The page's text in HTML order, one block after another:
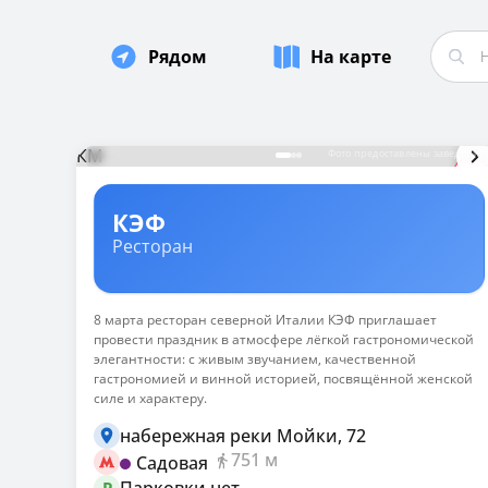
На заре своего возникновения этот
настроение теплее и радостнее. Ужин на 8
Рестораны 8 марта СПб
Литературное кафе
Литературная гостиная в центре
La vue / Ля Вю
Праздничный вечера будет украшен
Любимый
Ресторан, где любой праздничный ужин
Тархун
Этот ресторан грузинской кухни
Баклажан ТРК «Галерея»
Масштабный проект Ginza,
Рядом На карте
Фото предоставлены
КМ
КЭФ
Ресторан
8 марта ресторан северной Италии КЭФ приглашает
провести праздник в атмосфере лёгкой гастрономической
элегантности: с живым звучанием, качественной
гастрономией и винной историей, посвящённой женской
силе и характеру.
набережная реки Мойки, 72
Садовая
751 м